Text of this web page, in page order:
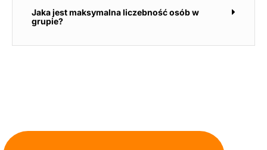
Jaka jest maksymalna liczebność osób w
grupie?